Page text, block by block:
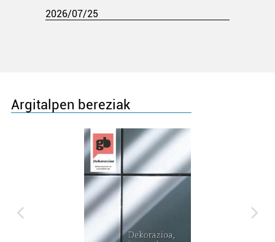
2026/07/25
Argitalpen bereziak